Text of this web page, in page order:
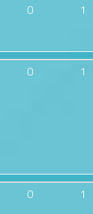
0 1
0 1
0 1